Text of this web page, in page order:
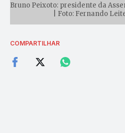
Bruno Peixoto: presidente da
| Foto: Fernando
COMPARTILHAR